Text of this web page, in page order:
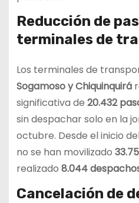
Reducción de
terminales de
Los terminales de
Sogamoso y Chiquinquirá
significativa de 20.432
sin despachar solo en la
octubre. Desde el inicio
no se han movilizado
realizado 8.044
Cancelación de